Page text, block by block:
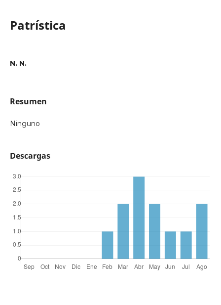
Patrística
N. N.
Resumen
Ninguno
Descargas